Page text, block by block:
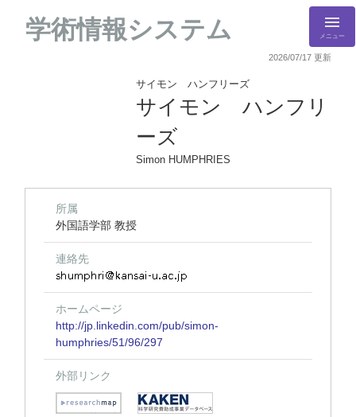
学術情報システム メニュー
2026/07/17 更新
サイモン ハンフリーズ
サイモン ハンフリ
ーズ
Simon HUMPHRIES
所属
外国語学部 教授
連絡先
ホームページ
http://jp.linkedin.com/pub/simon-
humphries/51/96/297
外部リンク